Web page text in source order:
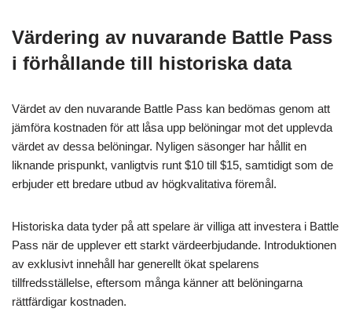
Värdering av nuvarande Battle Pass
i förhållande till historiska data
Värdet av den nuvarande Battle Pass kan bedömas genom att
jämföra kostnaden för att låsa upp belöningar mot det upplevda
värdet av dessa belöningar. Nyligen säsonger har hållit en
liknande prispunkt, vanligtvis runt $10 till $15, samtidigt som de
erbjuder ett bredare utbud av högkvalitativa föremål.
Historiska data tyder på att spelare är villiga att investera i Battle
Pass när de upplever ett starkt värdeerbjudande. Introduktionen
av exklusivt innehåll har generellt ökat spelarens
tillfredsställelse, eftersom många känner att belöningarna
rättfärdigar kostnaden.